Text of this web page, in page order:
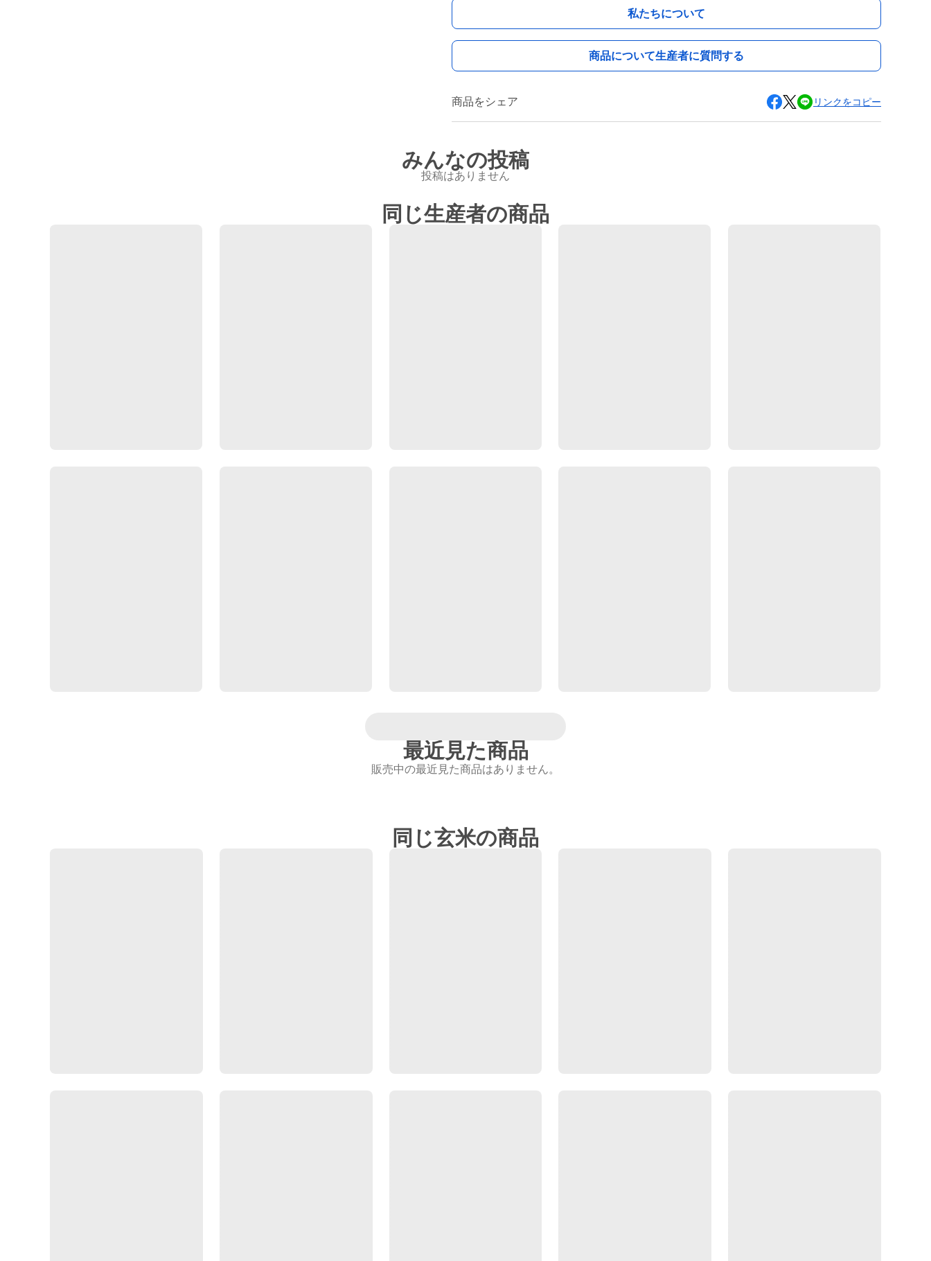
私たちについて
商品について生産者に質問する
商品をシェア リンクをコピー
みんなの投稿
投稿はありません
同じ生産者の商品
最近見た商品
販売中の最近見た商品はありません。
同じ玄米の商品